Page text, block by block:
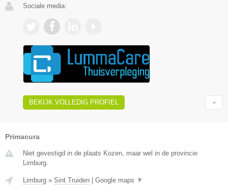
Sociale media:
BEKIJK VOLLEDIG PROFIEL
Primacura
Niet gevestigd in de plaats Kozen, maar wel in de provincie
Limburg.
Limburg » Sint Truiden Google maps ▼